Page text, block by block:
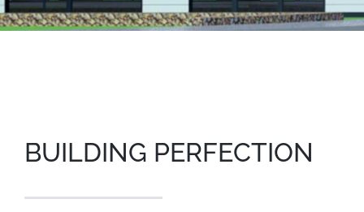
BUILDING PERFECTION